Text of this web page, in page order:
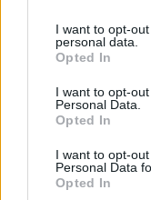
I want to opt-
personal data.
Opted In
I want to opt-
Personal Data.
Opted In
I want to opt-
Personal Data
Opted In
Πανθρακικός
Πανσερραϊκός
Σπάρτη (Σπάρτη)